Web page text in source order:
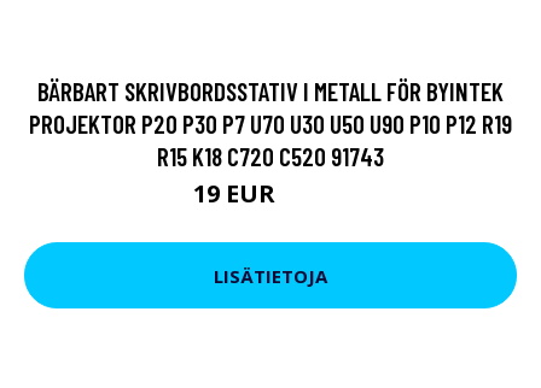
BÄRBART SKRIVBORDSSTATIV I METALL FÖR BYINTEK
PROJEKTOR P20 P30 P7 U70 U30 U50 U90 P10 P12 R19
R15 K18 C720 C520 91743
19 EUR
LISÄTIETOJA